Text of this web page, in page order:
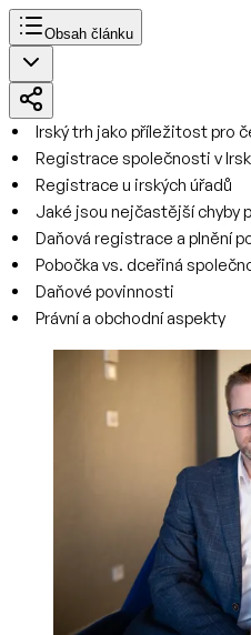
Obsah článku
Irský trh jako příležitost pro
Registrace společnosti v
Registrace u irských úřadů
Jaké jsou nejčastější chyby
Daňová registrace a plnění
Pobočka vs. dceřiná
Daňové povinnosti
Právní a obchodní aspekty